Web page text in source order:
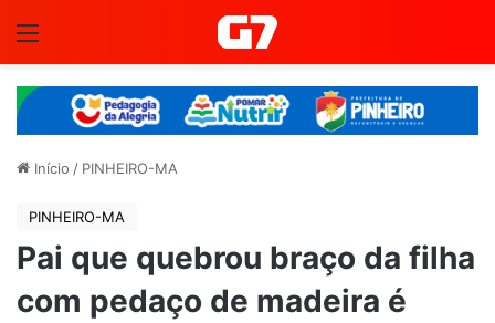
Início / PINHEIRO-MA
PINHEIRO-MA
Pai que quebrou braço da filha
com pedaço de madeira é